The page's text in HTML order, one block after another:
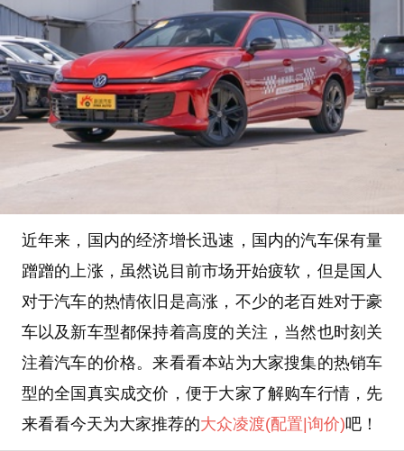
近年来，国内的经济增长迅速，国内的汽车保有量
蹭蹭的上涨，虽然说目前市场开始疲软，但是国人
对于汽车的热情依旧是高涨，不少的老百姓对于豪
车以及新车型都保持着高度的关注，当然也时刻关
注着汽车的价格。来看看本站为大家搜集的热销车
型的全国真实成交价，便于大家了解购车行情，先
来看看今天为大家推荐的大众凌渡(配置|询价)吧！